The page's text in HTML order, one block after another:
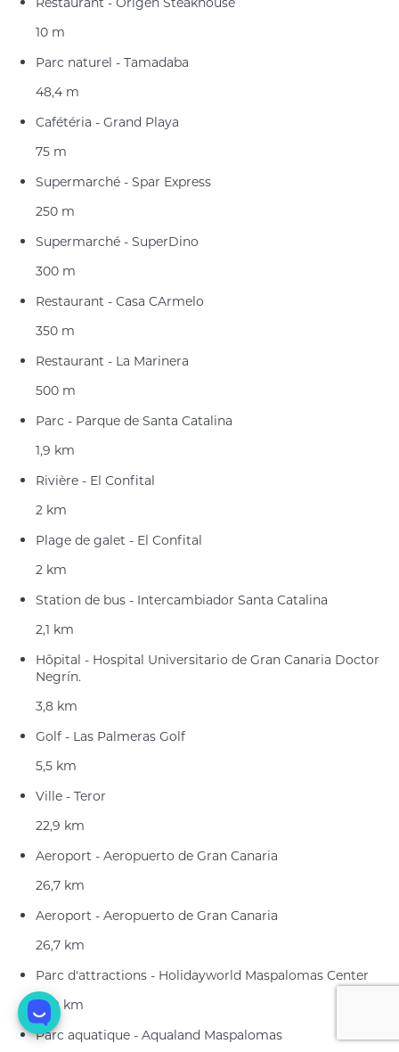
10 m
Parc naturel - Tamadaba
48,4 m
Cafétéria - Grand Playa
75 m
Supermarché - Spar Express
250 m
Supermarché - SuperDino
300 m
Restaurant - Casa CArmelo
350 m
Restaurant - La Marinera
500 m
Parc - Parque de Santa Catalina
1,9 km
Rivière - El Confital
2 km
Plage de galet - El Confital
2 km
Station de bus - Intercambiador Santa Catalina
2,1 km
Hôpital - Hospital Universitario de Gran Canaria Doctor
Negrín.
3,8 km
Golf - Las Palmeras Golf
5,5 km
Ville - Teror
22,9 km
Aeroport - Aeropuerto de Gran Canaria
26,7 km
Aeroport - Aeropuerto de Gran Canaria
26,7 km
Parc d'attractions - Holidayworld Maspalomas Center
57,9 km
Parc aquatique - Aqualand Maspalomas